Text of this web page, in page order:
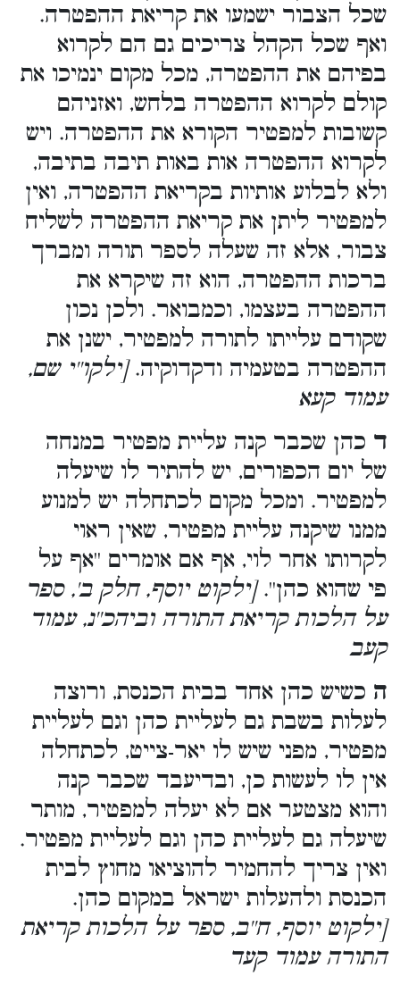
שכל הצבור ישמעו את קריאת ההפטרה.
ואף שכל הקהל צריכים גם הם לקרוא
בפיהם את ההפטרה, מכל מקום ינמיכו את
קולם לקרוא ההפטרה בלחש, ואזניהם
קשובות למפטיר הקורא את ההפטרה. ויש
לקרוא ההפטרה אות באות תיבה בתיבה,
ולא לבלוע אותיות בקריאת ההפטרה, ואין
למפטיר ליתן את קריאת ההפטרה לשליח
צבור, אלא זה שעלה לספר תורה ומברך
ברכות ההפטרה, הוא זה שיקרא את
ההפטרה בעצמו, וכמבואר. ולכן נכון
שקודם עלייתו לתורה למפטיר, ישנן את
ההפטרה בטעמיה ודקדוקיה.[ילקו''י שם,
עמוד קעא
ד כהן שכבר קנה עליית מפטיר במנחה
של יום הכפורים, יש להתיר לו שיעלה
למפטיר. ומכל מקום לכתחלה יש למנוע
ממנו שיקנה עליית מפטיר, שאין ראוי
לקרותו אחר לוי, אף אם אומרים ''אף על
פי שהוא כהן''.[ילקוט יוסף, חלק ב', ספר
על הלכות קריאת התורה וביהכ''נ, עמוד
קעב
ה כשיש כהן אחד בבית הכנסת, ורוצה
לעלות בשבת גם לעליית כהן וגם לעליית
מפטיר, מפני שיש לו יאר-צייט, לכתחלה
אין לו לעשות כן, ובדיעבד שכבר קנה
והוא מצטער אם לא יעלה למפטיר, מותר
שיעלה גם לעליית כהן וגם לעליית מפטיר.
ואין צריך להחמיר להוציאו מחוץ לבית
הכנסת ולהעלות ישראל במקום כהן.
[ילקוט יוסף, ח''ב, ספר על הלכות קריאת
התורה עמוד קעד